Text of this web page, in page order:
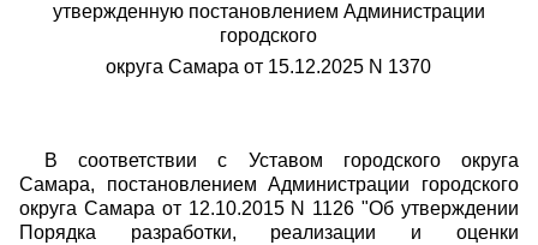
утвержденную постановлением Администрации
городского
округа Самара от 15.12.2025 N 1370
В соответствии с Уставом городского округа
Самара, постановлением Администрации городского
округа Самара от 12.10.2015 N 1126 "Об утверждении
Порядка разработки, реализации и оценки